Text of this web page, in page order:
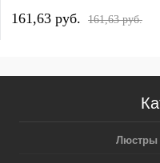
161,63 pуб. 161,63 pуб.
Люстры